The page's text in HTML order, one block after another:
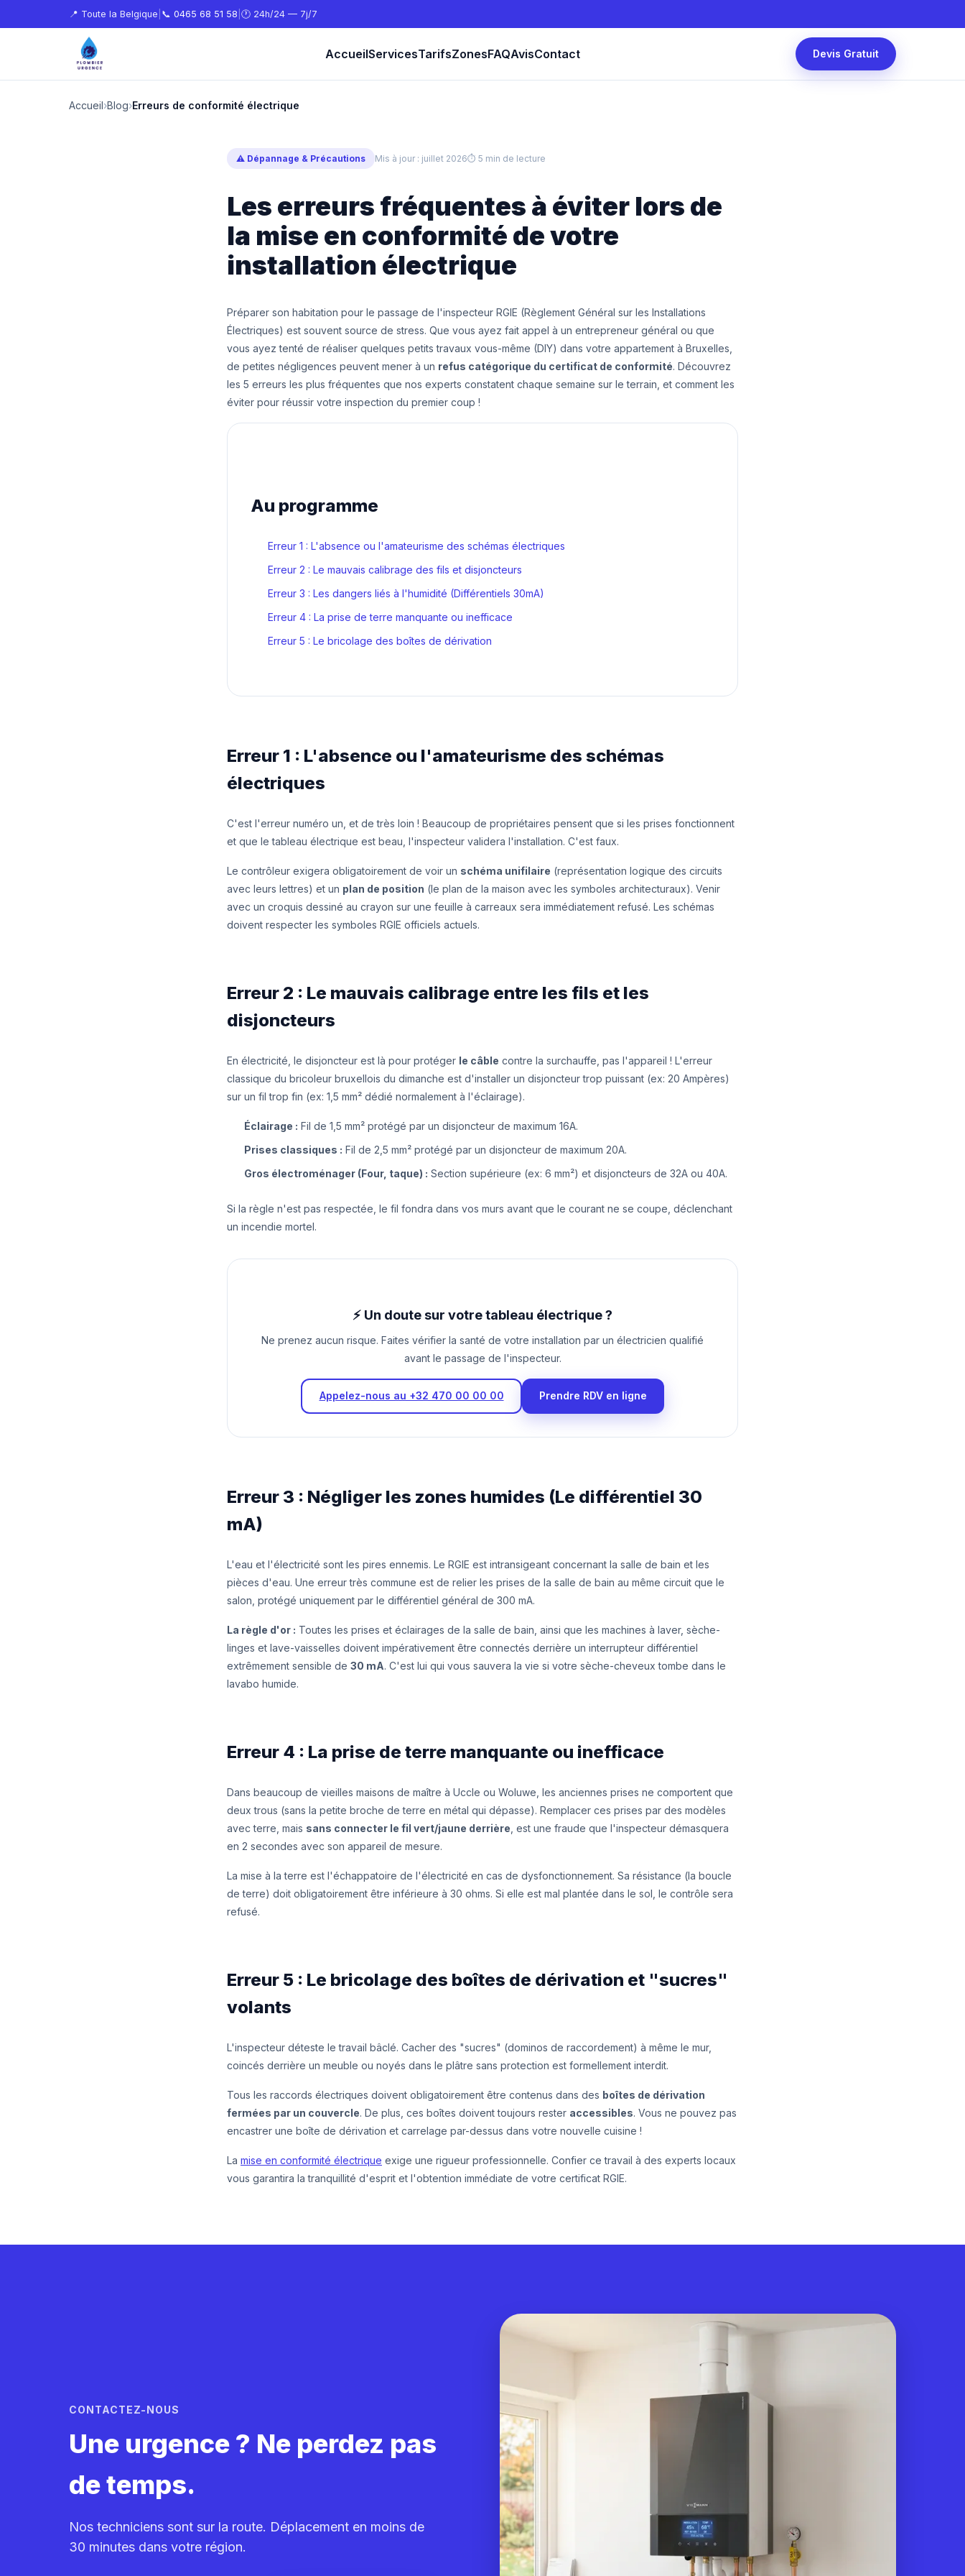
📍 Toute la Belgique 📞 0465 68 51 58 🕐 24h/24 — 7j/7
AccueilServicesTarifsZonesFAQAvisContact Devis Gratuit
Accueil›Blog›Erreurs de conformité électrique
⚠️ Dépannage & Précautions Mis à jour : juillet 2026⏱ 5 min de lecture
Les erreurs fréquentes à éviter lors de
la mise en conformité de votre
installation électrique
Préparer son habitation pour le passage de l'inspecteur RGIE (Règlement Général sur les Installations
Électriques) est souvent source de stress. Que vous ayez fait appel à un entrepreneur général ou que
vous ayez tenté de réaliser quelques petits travaux vous-même (DIY) dans votre appartement à Bruxelles,
de petites négligences peuvent mener à un refus catégorique du certificat de conformité. Découvrez
les 5 erreurs les plus fréquentes que nos experts constatent chaque semaine sur le terrain, et comment les
éviter pour réussir votre inspection du premier coup !
Au programme
Erreur 1 : L'absence ou l'amateurisme des schémas électriques
Erreur 2 : Le mauvais calibrage des fils et disjoncteurs
Erreur 3 : Les dangers liés à l'humidité (Différentiels 30mA)
Erreur 4 : La prise de terre manquante ou inefficace
Erreur 5 : Le bricolage des boîtes de dérivation
Erreur 1 : L'absence ou l'amateurisme des schémas
électriques
C'est l'erreur numéro un, et de très loin ! Beaucoup de propriétaires pensent que si les prises fonctionnent
et que le tableau électrique est beau, l'inspecteur validera l'installation. C'est faux.
Le contrôleur exigera obligatoirement de voir un schéma unifilaire (représentation logique des circuits
avec leurs lettres) et un plan de position (le plan de la maison avec les symboles architecturaux). Venir
avec un croquis dessiné au crayon sur une feuille à carreaux sera immédiatement refusé. Les schémas
doivent respecter les symboles RGIE officiels actuels.
Erreur 2 : Le mauvais calibrage entre les fils et les
disjoncteurs
En électricité, le disjoncteur est là pour protéger le câble contre la surchauffe, pas l'appareil ! L'erreur
classique du bricoleur bruxellois du dimanche est d'installer un disjoncteur trop puissant (ex: 20 Ampères)
sur un fil trop fin (ex: 1,5 mm² dédié normalement à l'éclairage).
Éclairage : Fil de 1,5 mm² protégé par un disjoncteur de maximum 16A.
Prises classiques : Fil de 2,5 mm² protégé par un disjoncteur de maximum 20A.
Gros électroménager (Four, taque) : Section supérieure (ex: 6 mm²) et disjoncteurs de 32A ou 40A.
Si la règle n'est pas respectée, le fil fondra dans vos murs avant que le courant ne se coupe, déclenchant
un incendie mortel.
⚡ Un doute sur votre tableau électrique ?
Ne prenez aucun risque. Faites vérifier la santé de votre installation par un électricien qualifié
avant le passage de l'inspecteur.
Appelez-nous au +32 470 00 00 00 Prendre RDV en ligne
Erreur 3 : Négliger les zones humides (Le différentiel 30
mA)
L'eau et l'électricité sont les pires ennemis. Le RGIE est intransigeant concernant la salle de bain et les
pièces d'eau. Une erreur très commune est de relier les prises de la salle de bain au même circuit que le
salon, protégé uniquement par le différentiel général de 300 mA.
La règle d'or : Toutes les prises et éclairages de la salle de bain, ainsi que les machines à laver, sèche-
linges et lave-vaisselles doivent impérativement être connectés derrière un interrupteur différentiel
extrêmement sensible de 30 mA. C'est lui qui vous sauvera la vie si votre sèche-cheveux tombe dans le
lavabo humide.
Erreur 4 : La prise de terre manquante ou inefficace
Dans beaucoup de vieilles maisons de maître à Uccle ou Woluwe, les anciennes prises ne comportent que
deux trous (sans la petite broche de terre en métal qui dépasse). Remplacer ces prises par des modèles
avec terre, mais sans connecter le fil vert/jaune derrière , est une fraude que l'inspecteur démasquera
en 2 secondes avec son appareil de mesure.
La mise à la terre est l'échappatoire de l'électricité en cas de dysfonctionnement. Sa résistance (la boucle
de terre) doit obligatoirement être inférieure à 30 ohms. Si elle est mal plantée dans le sol, le contrôle sera
refusé.
Erreur 5 : Le bricolage des boîtes de dérivation et "sucres"
volants
L'inspecteur déteste le travail bâclé. Cacher des "sucres" (dominos de raccordement) à même le mur,
coincés derrière un meuble ou noyés dans le plâtre sans protection est formellement interdit.
Tous les raccords électriques doivent obligatoirement être contenus dans des boîtes de dérivation
fermées par un couvercle. De plus, ces boîtes doivent toujours rester accessibles. Vous ne pouvez pas
encastrer une boîte de dérivation et carrelage par-dessus dans votre nouvelle cuisine !
La mise en conformité électrique exige une rigueur professionnelle. Confier ce travail à des experts locaux
vous garantira la tranquillité d'esprit et l'obtention immédiate de votre certificat RGIE.
CONTACTEZ-NOUS
Une urgence ? Ne perdez pas
de temps.
Nos techniciens sont sur la route. Déplacement en moins de
30 minutes dans votre région.